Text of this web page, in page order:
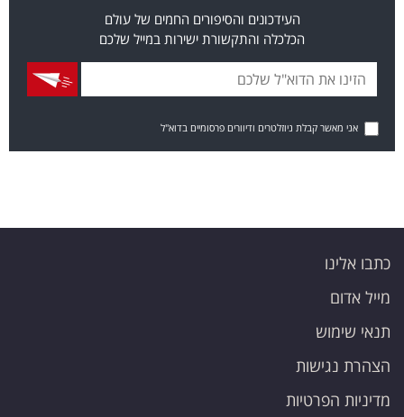
העידכונים והסיפורים החמים של עולם
הכלכלה והתקשורת ישירות במייל שלכם
אני מאשר קבלת ניוזלטרים ודיוורים פרסומיים בדוא"ל
כתבו אלינו
מייל אדום
תנאי שימוש
הצהרת נגישות
מדיניות הפרטיות